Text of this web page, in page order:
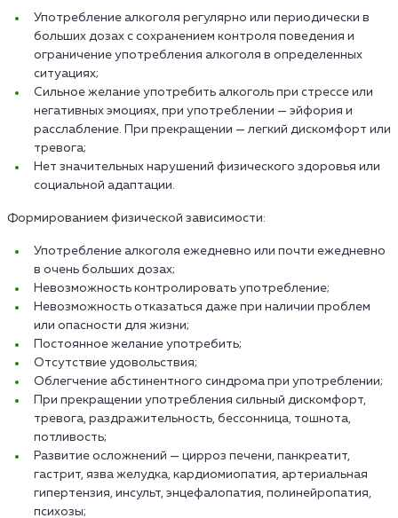
Употребление алкоголя регулярно или периодически в
больших дозах с сохранением контроля поведения и
ограничение употребления алкоголя в определенных
ситуациях;
Сильное желание употребить алкоголь при стрессе или
негативных эмоциях, при употреблении — эйфория и
расслабление. При прекращении — легкий дискомфорт или
тревога;
Нет значительных нарушений физического здоровья или
социальной адаптации.
Формированием физической зависимости:
Употребление алкоголя ежедневно или почти ежедневно
в очень больших дозах;
Невозможность контролировать употребление;
Невозможность отказаться даже при наличии проблем
или опасности для жизни;
Постоянное желание употребить;
Отсутствие удовольствия;
Облегчение абстинентного синдрома при употреблении;
При прекращении употребления сильный дискомфорт,
тревога, раздражительность, бессонница, тошнота,
потливость;
Развитие осложнений — цирроз печени, панкреатит,
гастрит, язва желудка, кардиомиопатия, артериальная
гипертензия, инсульт, энцефалопатия, полинейропатия,
психозы;